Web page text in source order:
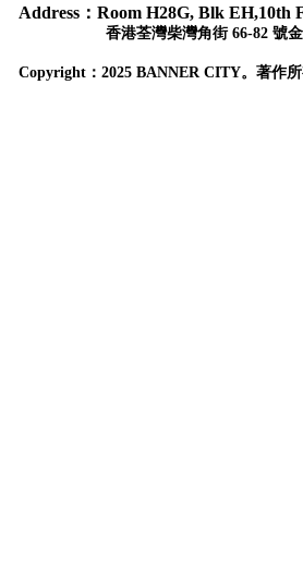
Address： Room H28G, Blk EH,10th
香港荃灣柴灣角街 66-82 號金熊
Copyright： 2025 BANNER CITY。著作